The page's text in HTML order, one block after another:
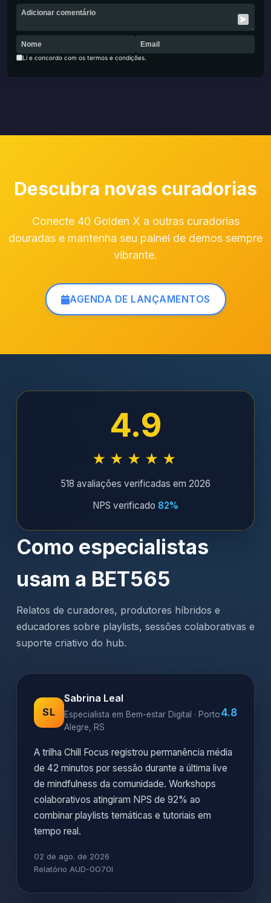
Li e concordo com os termos e condições.
Descubra novas curadorias
Conecte 40 Golden X a outras curadorias
douradas e mantenha seu painel de demos sempre
vibrante.
AGENDA DE LANÇAMENTOS
4.9
★★★★★
518 avaliações verificadas em 2026
NPS verificado 82%
Como especialistas
usam a BET565
Relatos de curadores, produtores híbridos e
educadores sobre playlists, sessões colaborativas e
suporte criativo do hub.
SL
Sabrina Leal
Especialista em Bem-estar Digital · Porto
Alegre, RS
4.8
A trilha Chill Focus registrou permanência média
de 42 minutos por sessão durante a última live
de mindfulness da comunidade. Workshops
colaborativos atingiram NPS de 92% ao
combinar playlists temáticas e tutoriais em
tempo real.
02 de ago. de 2026
Relatório AUD-0O70I